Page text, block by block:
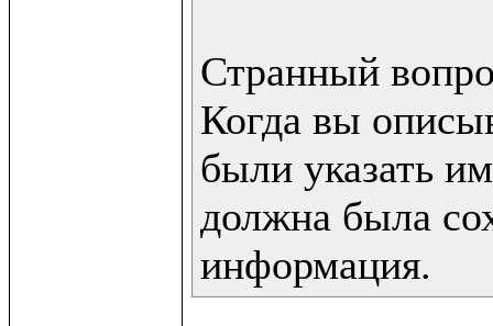
Странный
Когда вы
были указать
должна была
информация.